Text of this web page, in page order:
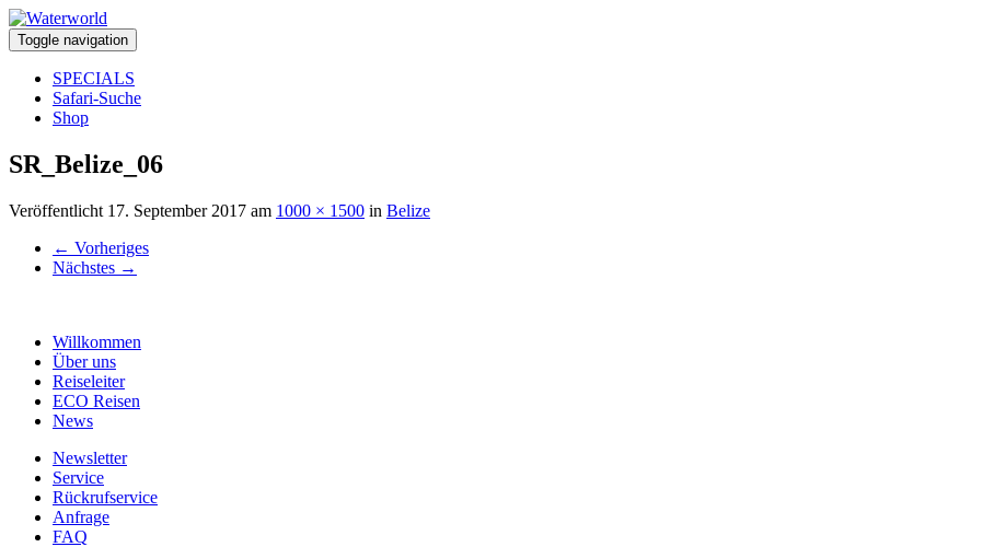
Toggle navigation
SPECIALS
Safari-Suche
Shop
SR_Belize_06
Veröffentlicht 17. September 2017 am 1000 × 1500 in Belize
← Vorheriges
Nächstes →
Willkommen
Über uns
Reiseleiter
ECO Reisen
News
Newsletter
Service
Rückrufservice
Anfrage
FAQ